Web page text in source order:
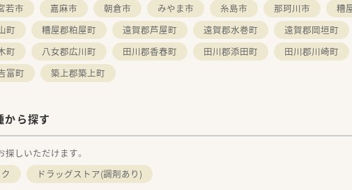
若市 嘉麻市 朝倉市 みやま市 糸島市 那珂川市 糟
町 糟屋郡粕屋町 遠賀郡芦屋町 遠賀郡水巻町 遠賀郡岡垣町
町 八女郡広川町 田川郡香春町 田川郡添田町 田川郡川崎町
富町 築上郡築上町
から探す
しいただけます。
ドラッグストア(調剤あり)